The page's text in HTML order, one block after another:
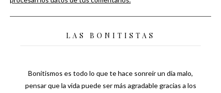
LAS BONITISTAS
Bonitismos es todo lo que te hace sonreír un día malo,
pensar que la vida puede ser más agradable gracias a los